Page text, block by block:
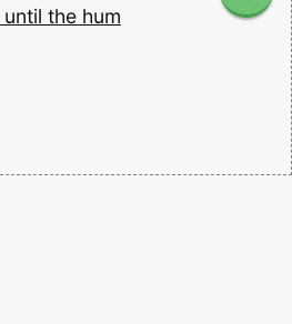
until the hum